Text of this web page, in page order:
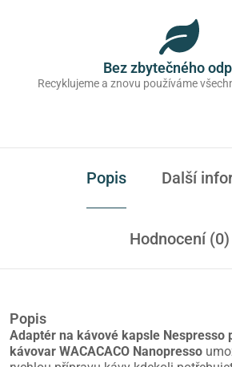
Bez zbytečného
Recyklujeme a znovu používáme
Popis Další
Hodnocení (0)
Popis
Adaptér na kávové kapsle Nespresso
kávovar WACACACO Nanopresso